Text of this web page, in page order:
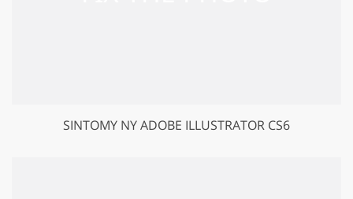
SINTOMY NY ADOBE ILLUSTRATOR CS6